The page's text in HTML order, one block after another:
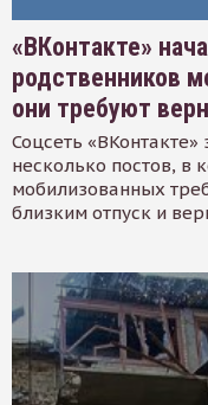
«ВКонтакте»
родственников
они требуют
Соцсеть
несколько постов, в
мобилизованных
близким отпуск и